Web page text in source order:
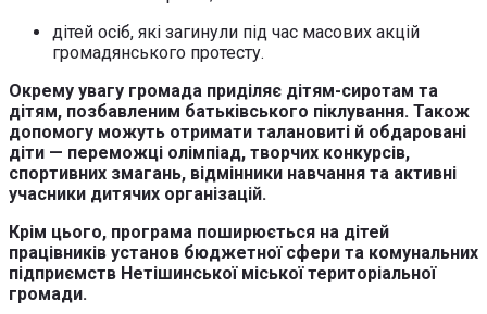
дітей осіб, які загинули під час масових акцій
громадянського протесту.
Окрему увагу громада приділяє дітям-сиротам та
дітям, позбавленим батьківського піклування. Також
допомогу можуть отримати талановиті й обдаровані
діти — переможці олімпіад, творчих конкурсів,
спортивних змагань, відмінники навчання та активні
учасники дитячих організацій.
Крім цього, програма поширюється на дітей
працівників установ бюджетної сфери та комунальних
підприємств Нетішинської міської територіальної
громади.